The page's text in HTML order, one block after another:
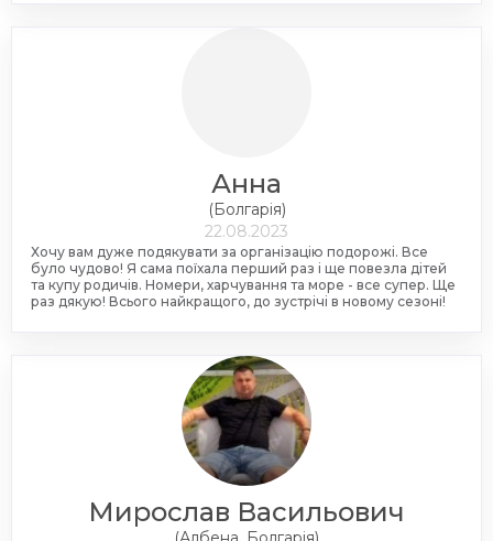
Анна
(Болгарія)
22.08.2023
Хочу вам дуже подякувати за організацію подорожі. Все
було чудово! Я сама поїхала перший раз і ще повезла дітей
та купу родичів. Номери, харчування та море - все супер. Ще
раз дякую! Всього найкращого, до зустрічі в новому сезоні!
Мирослав Васильович